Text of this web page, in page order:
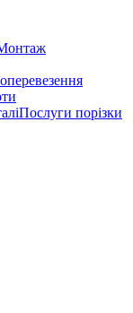
Послуги порізки